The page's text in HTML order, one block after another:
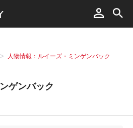
人物情報：ルイーズ・ミンゲンバック
ゲンバック